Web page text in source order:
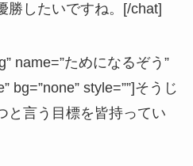
勝したいですね。[/chat]
name=”ためになるぞう”
bg=”none” style=””]そうじ
と言う目標を皆持ってい